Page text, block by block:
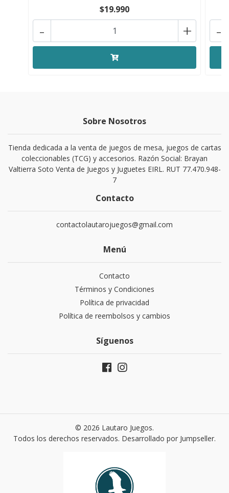
$19.990
+
- -
Sobre Nosotros
Tienda dedicada a la venta de juegos de mesa, juegos de cartas
coleccionables (TCG) y accesorios. Razón Social: Brayan
Valtierra Soto Venta de Juegos y Juguetes EIRL. RUT 77.470.948-
7
Contacto
contactolautarojuegos@gmail.com
Menú
Contacto
Términos y Condiciones
Política de privacidad
Política de reembolsos y cambios
Síguenos
© 2026 Lautaro Juegos.
Todos los derechos reservados. Desarrollado por Jumpseller.